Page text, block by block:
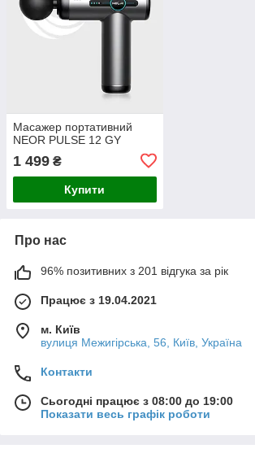
Масажер портативний
NEOR PULSE 12 GY
1 499 ₴
Купити
Про нас
96% позитивних з 201 відгука за рік
Працює з 19.04.2021
м. Київ
вулиця Межигірська, 56, Київ, Україна
Контакти
Сьогодні працює з 08:00 до 19:00
Показати весь графік роботи